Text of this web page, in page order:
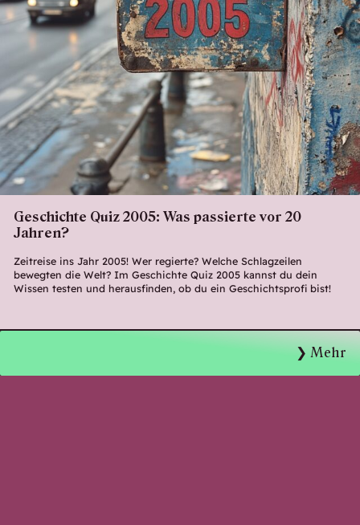
Geschichte Quiz 2005: Was passierte vor 20
Jahren?
Zeitreise ins Jahr 2005! Wer regierte? Welche Schlagzeilen
bewegten die Welt? Im Geschichte Quiz 2005 kannst du dein
Wissen testen und herausfinden, ob du ein Geschichtsprofi bist!
Mehr